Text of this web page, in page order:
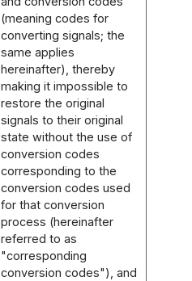
(meaning codes for
converting signals; the
same applies
hereinafter), thereby
making it impossible to
restore the original
signals to their original
state without the use of
conversion codes
corresponding to the
conversion codes used
for that conversion
process (hereinafter
referred to as
"corresponding
conversion codes"), and